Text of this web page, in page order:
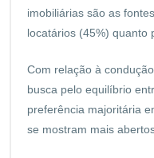
imobiliárias são as
locatários (45%) quanto
Com relação à
busca pelo equilíbrio
preferência majoritária
se mostram mais